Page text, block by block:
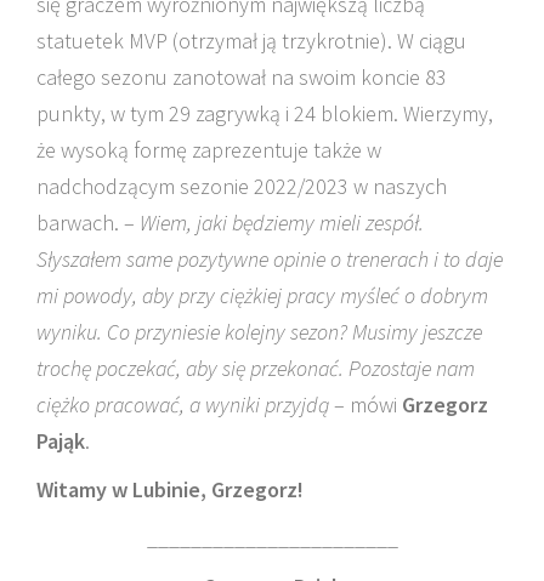
statuetek MVP (otrzymał ją trzykrotnie). W ciągu
całego sezonu zanotował na swoim koncie 83
punkty, w tym 29 zagrywką i 24 blokiem. Wierzymy,
że wysoką formę zaprezentuje także w
nadchodzącym sezonie 2022/2023 w naszych
barwach. – Wiem, jaki będziemy mieli zespół.
Słyszałem same pozytywne opinie o trenerach i to daje
mi powody, aby przy ciężkiej pracy myśleć o dobrym
wyniku. Co przyniesie kolejny sezon? Musimy jeszcze
trochę poczekać, aby się przekonać. Pozostaje nam
ciężko pracować, a wyniki przyjdą– mówi Grzegorz
Pająk.
Witamy w Lubinie, Grzegorz!